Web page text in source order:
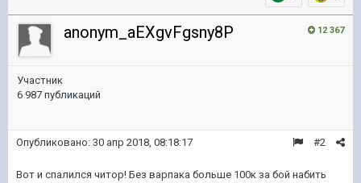
12 367
anonym_aEXgvFgsny8P
Участник
6 987 публикаций
#2
Опубликовано: 30 апр 2018, 08:18:17
Вот и спалился читор! Без варпака больше 100к за бой набить